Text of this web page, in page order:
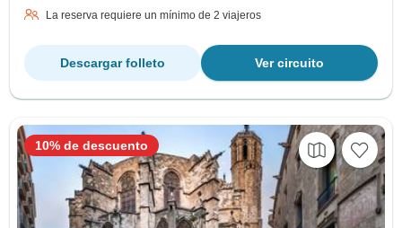
La reserva requiere un mínimo de 2 viajeros
Ver circuito
Descargar folleto
10% de descuento